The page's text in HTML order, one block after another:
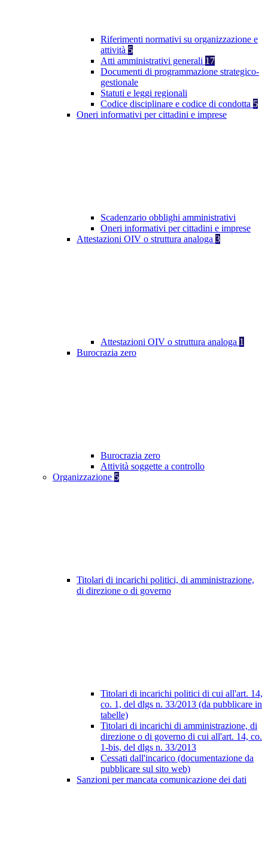
Riferimenti normativi su organizzazione e
attività 5
Atti amministrativi generali 17
Documenti di programmazione strategico-
gestionale
Statuti e leggi regionali
Codice disciplinare e codice di condotta 5
Oneri informativi per cittadini e imprese
Scadenzario obblighi amministrativi
Oneri informativi per cittadini e imprese
Attestazioni OIV o struttura analoga 3
Attestazioni OIV o struttura analoga 1
Burocrazia zero
Burocrazia zero
Attività soggette a controllo
Organizzazione 5
Titolari di incarichi politici, di amministrazione,
di direzione o di governo
Titolari di incarichi politici di cui all'art. 14,
co. 1, del dlgs n. 33/2013 (da pubblicare in
tabelle)
Titolari di incarichi di amministrazione, di
direzione o di governo di cui all'art. 14, co.
1-bis, del dlgs n. 33/2013
Cessati dall'incarico (documentazione da
pubblicare sul sito web)
Sanzioni per mancata comunicazione dei dati